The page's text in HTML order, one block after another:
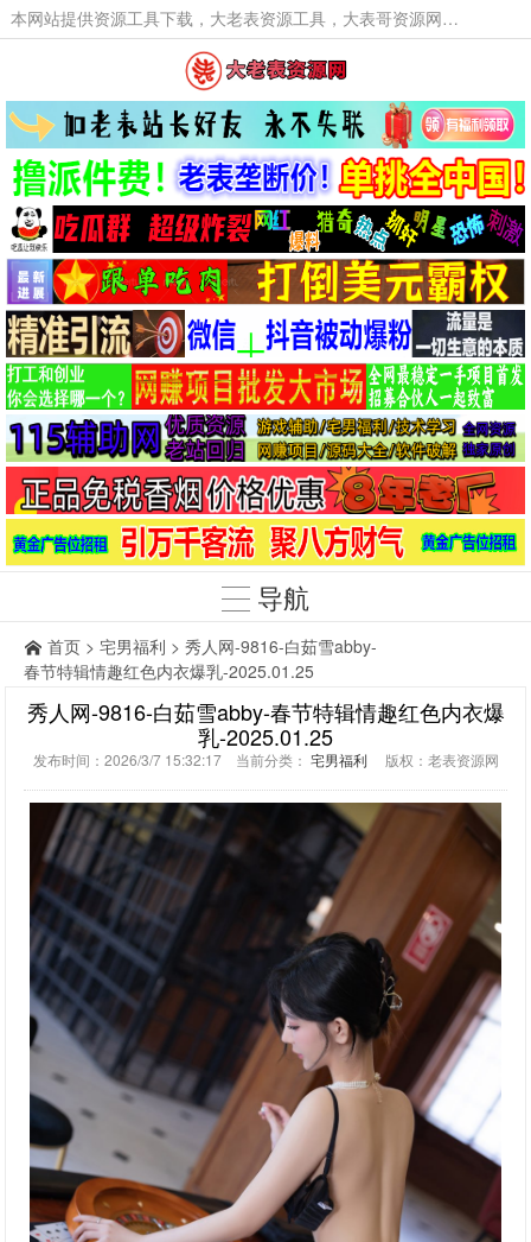
本网站提供资源工具下载，大老表资源工具，大表哥资源网软件工具，大老表资源下载，活动线报福利资源分享,活动线报，大型网游经典游戏，网络热门技术游戏辅助交流与分享。
导航
首页 > 宅男福利 > 秀人网-9816-白茹雪abby-
春节特辑情趣红色内衣爆乳-2025.01.25
秀人网-9816-白茹雪abby-春节特辑情趣红色内衣爆
乳-2025.01.25
发布时间：2026/3/7 15:32:17 当前分类： 宅男福利 版权：老表资源网